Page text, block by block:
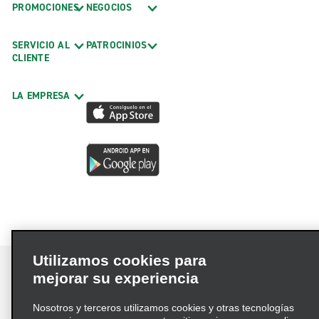
O'Fallon Truck Rental
Rockdale Truck Rental
Rockford Truck Rental
Summit Truck Rental
Oficinas exóticas
Alsip
PROMOCIONES
SERVICIO AL
CLIENTE
LA EMPRESA
NEGOCIOS
PATROCINIOS
Términos de uso Política de privacidad
Utilizamos cookies para
mejorar su experiencia
Nosotros y terceros utilizamos cookies y otras tecnologías